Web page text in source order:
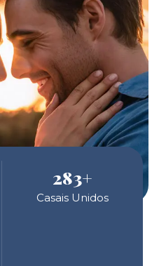
283+
Casais Unidos